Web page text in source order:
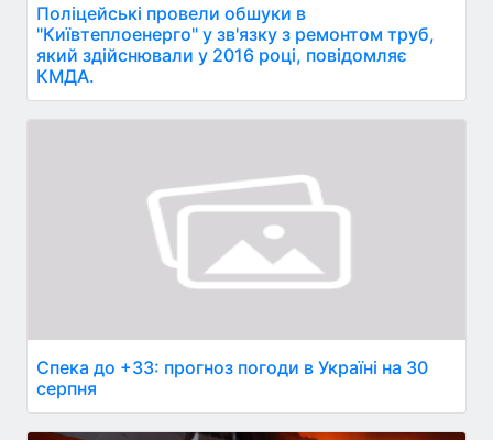
Поліцейські провели обшуки в
"Київтеплоенерго" у зв'язку з ремонтом труб,
який здійснювали у 2016 році, повідомляє
КМДА.
Спека до +33: прогноз погоди в Україні на 30
серпня